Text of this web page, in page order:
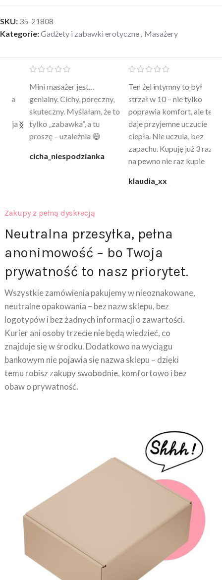
SKU: 35-21808
Kategorie:Gadżety i zabawki erotyczne, Masażery
Mini masażer jest…
genialny. Cichy, poręczny,
skuteczny. Myślałam, że to
tylko „zabawka”, a tu
proszę – uzależnia 😅
cicha_niespodzianka
Ten żel intymny to był
strzał w 10 – nie tylko
poprawia komfort, ale też
daje przyjemne uczucie
ciepła. Nie uczula, bez
zapachu. Kupuję już 3 raz i
na pewno nie raz kupie
klaudia_xx
Zakupy z pełną dyskrecją
Neutralna przesyłka, pełna
anonimowość – bo Twoja
prywatność to nasz priorytet.
Wszystkie zamówienia pakujemy w nieoznakowane,
neutralne opakowania – bez nazw sklepu, bez
logotypów i bez żadnych informacji o zawartości.
Kurier ani osoby trzecie nie będą wiedzieć, co
znajduje się w środku. Dodatkowo na wyciągu
bankowym nie pojawia się nazwa sklepu – dzięki
temu robisz zakupy swobodnie, komfortowo i bez
obaw o prywatność.